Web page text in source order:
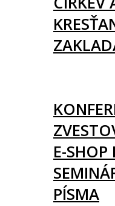
E-SHOP
PÍSMA